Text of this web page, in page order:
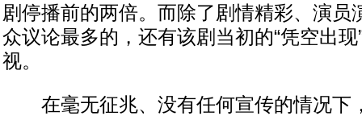
剧停播前的两倍。而除了剧情精彩、演员
众议论最多的，还有该剧当初的“凭空出
视。
在毫无征兆、没有任何宣传的情况下